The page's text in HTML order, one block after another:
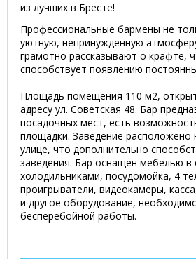
из лучших в Бресте!
Профессиональные бармены не
уютную, непринужденную
грамотно рассказывают о крафте,
способствует появлению
Площадь помещения 110 м2,
адресу ул. Советская 48. Бар
посадочных мест, есть
площадки. Заведение расположено
улице, что дополнительно
заведения. Бар оснащен мебелью в
холодильниками, посудомойка, 4
проигрыватели, видеокамеры,
и другое оборудование,
бесперебойной работы.